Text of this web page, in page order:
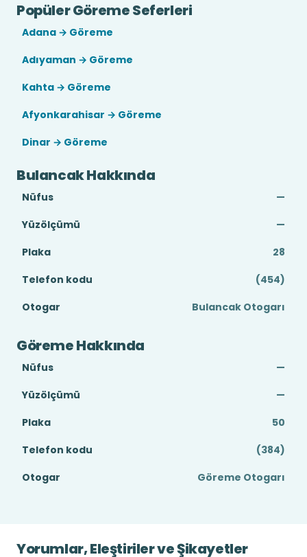
Popüler Göreme Seferleri
Adana → Göreme
Adıyaman → Göreme
Kahta → Göreme
Afyonkarahisar → Göreme
Dinar → Göreme
Bulancak Hakkında
Nüfus
—
Yüzölçümü
—
Plaka
28
Telefon kodu
(454)
Otogar
Bulancak Otogarı
Göreme Hakkında
Nüfus
—
Yüzölçümü
—
Plaka
50
Telefon kodu
(384)
Otogar
Göreme Otogarı
Yorumlar, Eleştiriler ve Şikayetler